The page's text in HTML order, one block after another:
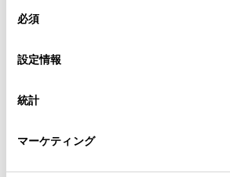
デバイスにすべてのCookie(クッキー)が
意したことになります。Cookie(クッキ
設定の変更、同意を撤回したりするにあ
「Cookie（クッキー）情報の取り扱いに
必須
設定情報
統計
マーケティング
合わせて見られているページ
Apple CarPlay/Android Auto
Wi-Fi®ネットワークに接続する
ます。弊社の許可なく、取扱説明書の
複製、複写、改変もしくは配信等する
当サイトの利用、または利用できなか
損害が生じても、弊社は一切責任を負
掲載内容は予告なく変更、またはサー
があります。